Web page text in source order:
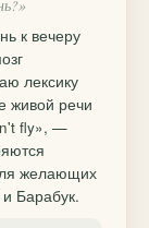
к вечеру
лексику
живой речи
fly», —
желающих
Барабук.